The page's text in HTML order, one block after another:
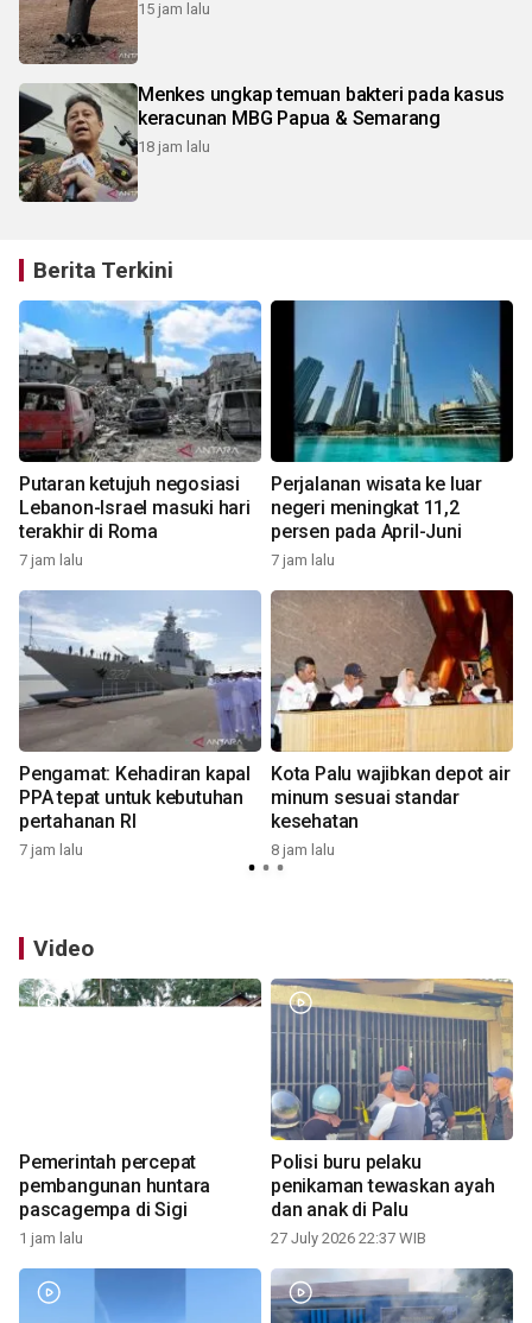
15 jam lalu
Menkes ungkap temuan bakteri pada kasus
keracunan MBG Papua & Semarang
18 jam lalu
Berita Terkini
Putaran ketujuh negosiasi
Lebanon-Israel masuki hari
terakhir di Roma
7 jam lalu
Perjalanan wisata ke luar
negeri meningkat 11,2
persen pada April-Juni
7 jam lalu
Pengamat: Kehadiran kapal
PPA tepat untuk kebutuhan
pertahanan RI
7 jam lalu
Kota Palu wajibkan depot air
minum sesuai standar
kesehatan
8 jam lalu
Video
Pemerintah percepat
pembangunan huntara
pascagempa di Sigi
1 jam lalu
Polisi buru pelaku
penikaman tewaskan ayah
dan anak di Palu
27 July 2026 22:37 WIB